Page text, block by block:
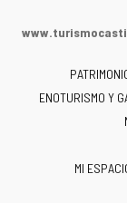
ENOTURISMO Y
MI